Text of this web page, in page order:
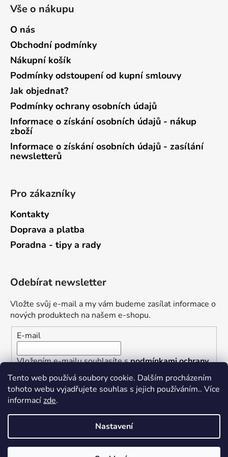
Tento web používá soubory cookie. Dalším procházením
tohoto webu vyjadřujete souhlas s jejich používáním.. Více
informacízde.
Nastavení
Vše o nákupu
O nás
Obchodní podmínky
Nákupní košík
Podmínky odstoupení od kupní smlouvy
Jak objednat?
Podmínky ochrany osobních údajů
Informace o získání osobních údajů - nákup
zboží
Informace o získání osobních údajů - zasílání
newsletterů
Pro zákazníky
Kontakty
Doprava a platba
Poradna - tipy a rady
Odebírat newsletter
Vložte svůj e-mail a my vám budeme zasílat informace o
nových produktech na našem e-shopu.
E-mail
Vložením e-mailu souhlasíte spodmínkami ochrany
osobních údajů
PŘIHLÁSIT SE
Vytvořil Shoptet